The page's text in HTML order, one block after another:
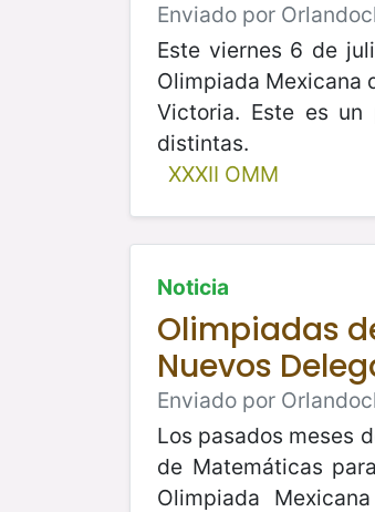
Enviado por
Este viernes 6 de
Olimpiada Mexicana
Victoria. Este es un
distintas.
XXXII OMM
Noticia
Olimpiadas
Nuevos
Enviado por
Los pasados meses
de Matemáticas
Olimpiada